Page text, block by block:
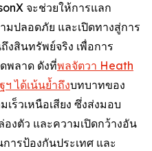
จะช่วยให้การแลก
มปลอดภัย และเปิดทางสู่การ
งสินทรัพย์จริง เพื่อการ
พลาด ดังที่พลจัตวา Heath
ได้เน้นย้ำถึงบทบาทของ
ร็วเหนือเสียง ซึ่งส่งมอบ
งตัว และความเปิดกว้างอัน
ารป้องกันประเทศ และ